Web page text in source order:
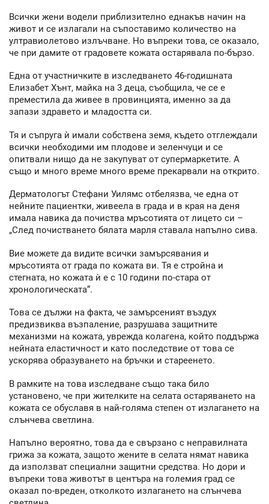
Всички жени водели приблизително еднакъв начин на
живот и се излагали на съпоставимо количество на
ултравиолетово излъчване. Но въпреки това, се оказало,
че при дамите от градовете кожата остарявала по-бързо.
Една от участничките в изследването 46-годишната
Елизабет Хънт, майка на 3 деца, съобщила, че се е
преместила да живее в провинцията, именно за да
запази здравето и младостта си.
Тя и съпруга ѝ имали собствена земя, където отглеждали
всички необходими им плодове и зеленчуци и се
опитвали нищо да не закупуват от супермаркетите. А
също и много време много време прекарвали на открито.
Дерматологът Стефани Уилямс отбелязва, че една от
нейните пациентки, живеела в града и в края на деня
имала навика да почиства мръсотията от лицето си –
„След почистването бялата марля ставала напълно сива.
Вие можете да видите всички замърсявания и
мръсотията от града по кожата ви. Тя е стройна и
стегната, но кожата ѝ е с 10 години по-стара от
хронологическата“.
Това се дължи на факта, че замърсеният въздух
предизвиква възпаление, разрушава защитните
механизми на кожата, уврежда колагена, който поддържа
нейната еластичност и като последствие от това се
ускорява образуването на бръчки и стареенето.
В рамките на това изследване също така било
установено, че при жителките на селата остаряването на
кожата се обуславя в най-голяма степен от излагането на
слънчева светлина.
Напълно вероятно, това да е свързано с неправилната
грижа за кожата, защото жените в селата нямат навика
да използват специални защитни средства. Но дори и
въпреки това животът в центъра на големия град се
оказал по-вреден, отколкото излагането на слънчева